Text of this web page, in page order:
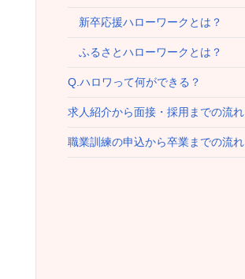
新卒応援ハローワークとは？
ふるさとハローワークとは？
Q.ハロワって何ができる？
求人紹介から面接・採用までの流れ
職業訓練の申込から卒業までの流れ